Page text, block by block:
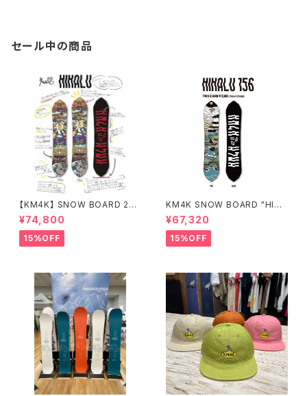
セール中の商品
【KM4K】 SNOW BOARD 25/
¥74,800
15%OFF
KM4K SNOW BOARD "HIKA
LU 156" 平良光シグネチャーボ
ード
¥67,320
15%OFF